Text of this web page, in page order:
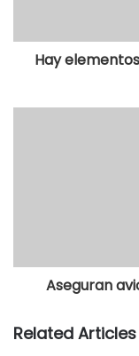
Hay
Aseguran
Related Articles